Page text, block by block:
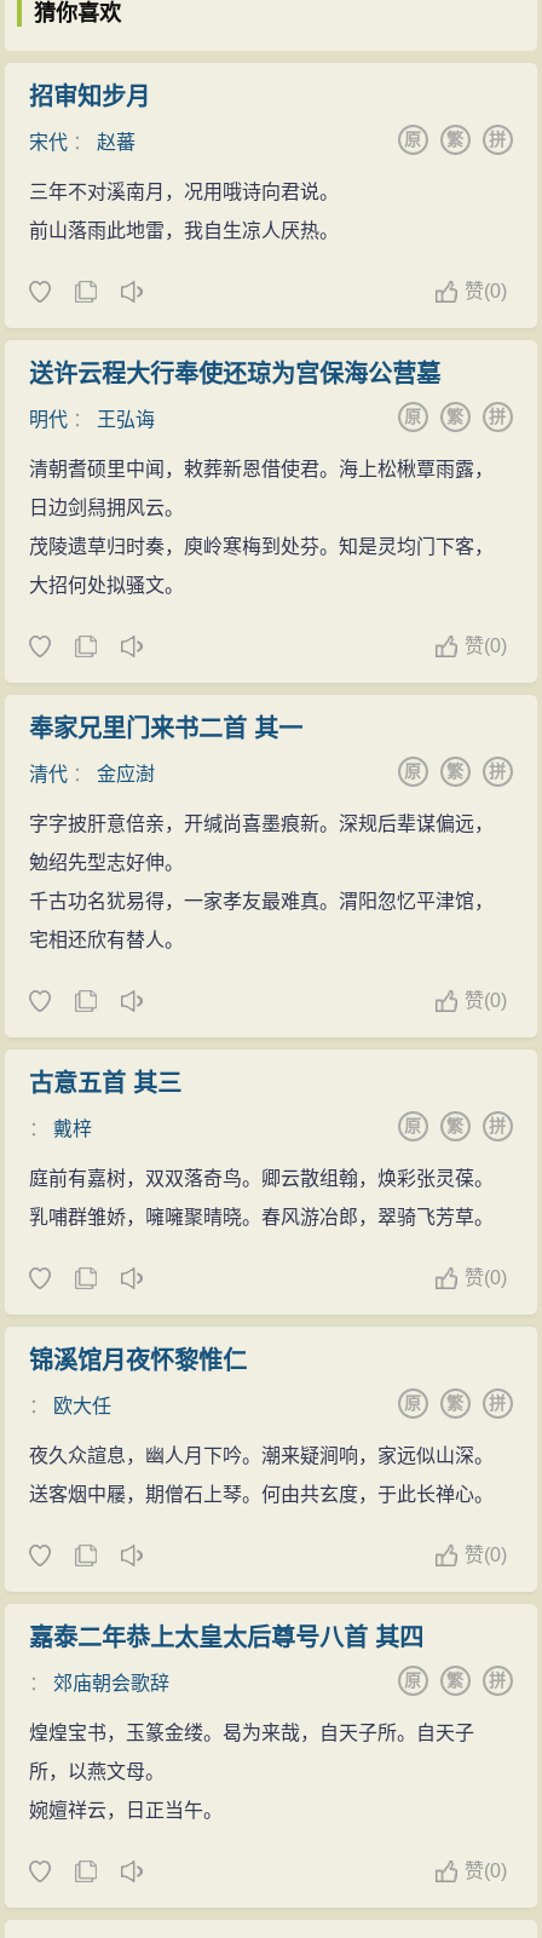
猜你喜欢
招审知步月
宋代 ：赵蕃 拼
繁
原
三年不对溪南月，况用哦诗向君说。
前山落雨此地雷，我自生凉人厌热。
赞(0)
送许云程大行奉使还琼为宫保海公营墓
明代 ： 王弘诲 拼
繁
原
清朝耆硕里中闻，敕葬新恩借使君。海上松楸覃雨露，
日边剑舄拥风云。
茂陵遗草归时奏，庾岭寒梅到处芬。知是灵均门下客，
大招何处拟骚文。
赞(0)
奉家兄里门来书二首 其一
清代 ：金应澍 拼
繁
原
字字披肝意倍亲，开缄尚喜墨痕新。深规后辈谋偏远，
勉绍先型志好伸。
千古功名犹易得，一家孝友最难真。渭阳忽忆平津馆，
宅相还欣有替人。
赞(0)
古意五首 其三
：戴梓 拼
繁
原
庭前有嘉树，双双落奇鸟。卿云散组翰，焕彩张灵葆。
乳哺群雏娇，噰噰聚晴晓。春风游冶郎，翠骑飞芳草。
赞(0)
锦溪馆月夜怀黎惟仁
： 欧大任 拼
繁
原
夜久众諠息，幽人月下吟。潮来疑涧响，家远似山深。
送客烟中屦，期僧石上琴。何由共玄度，于此长禅心。
赞(0)
嘉泰二年恭上太皇太后尊号八首 其四
： 郊庙朝会歌辞 拼
繁
原
煌煌宝书，玉篆金缕。曷为来哉，自天子所。自天子
所，以燕文母。
婉嬗祥云，日正当午。
赞(0)